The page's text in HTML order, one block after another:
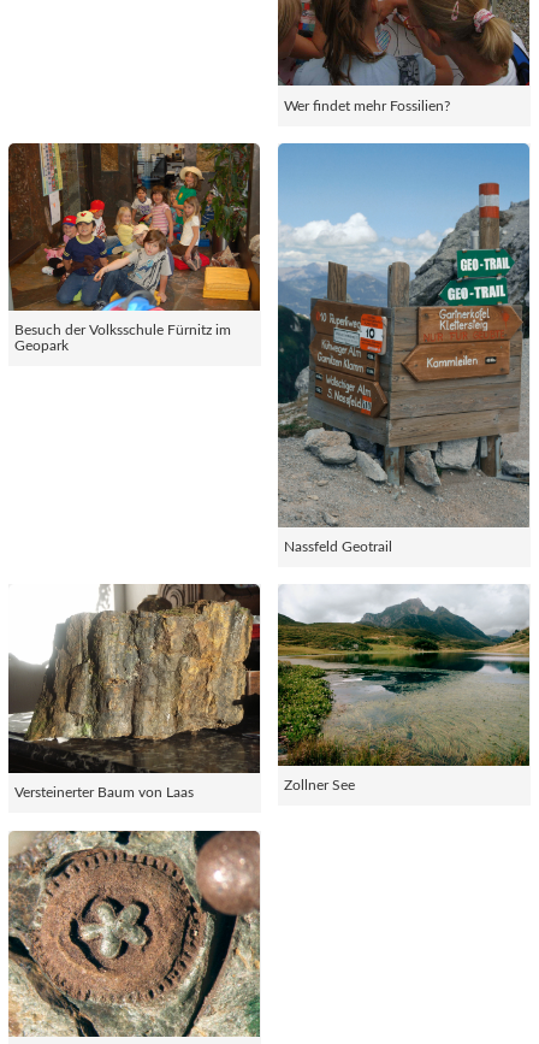
Wer findet mehr Fossilien?
Besuch der Volksschule Fürnitz im
Geopark
Nassfeld Geotrail
Versteinerter Baum von Laas
Zollner See